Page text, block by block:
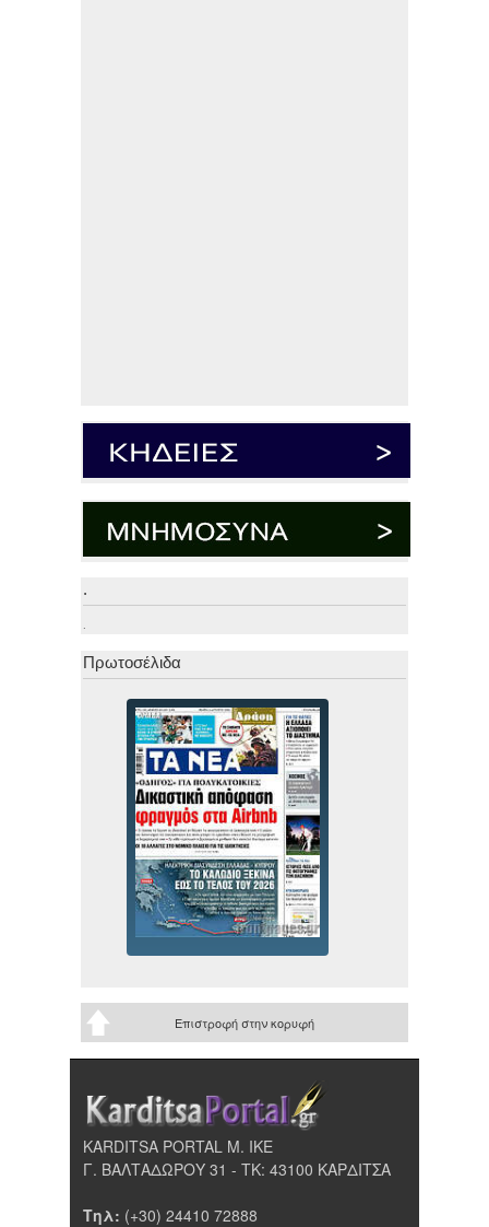
.
.
Πρωτοσέλιδα
Επιστροφή στην κορυφή
KARDITSA PORTAL Μ. ΙΚΕ
Γ. ΒΑΛΤΑΔΩΡΟΥ 31 - ΤΚ: 43100 ΚΑΡΔΙΤΣΑ
Τηλ: (+30) 24410 72888